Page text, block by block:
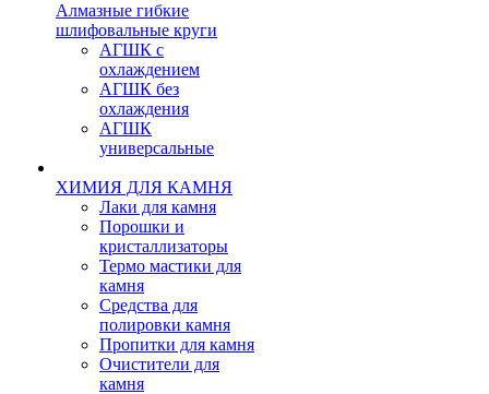
Алмазные гибкие
шлифовальные круги
АГШК с
охлаждением
АГШК без
охлаждения
АГШК
универсальные
ХИМИЯ ДЛЯ КАМНЯ
Лаки для камня
Порошки и
кристаллизаторы
Термо мастики для
камня
Средства для
полировки камня
Пропитки для камня
Очистители для
камня